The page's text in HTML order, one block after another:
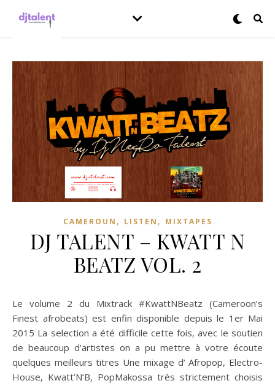
CAMEROUN , LISTEN , MIXTAPES
DJ TALENT – KWATT N
BEATZ VOL. 2
Le volume 2 du Mixtrack #KwattNBeatz (Cameroon’s
Finest afrobeats) est enfin disponible depuis le 1er Mai
2015 La selection a été difficile cette fois, avec le soutien
de beaucoup d’artistes on a pu mettre à votre écoute
quelques meilleurs titres Une mixage d’ Afropop, Electro-
House, Kwatt’N’B, PopMakossa très strictement choisis